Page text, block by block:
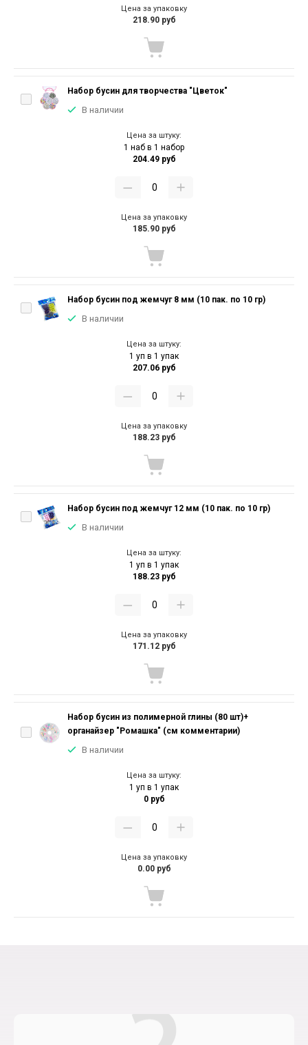
Цена за упаковку
218.90 руб
Набор бусин для творчества "Цветок"
В наличии
Цена за штуку:
1 наб в 1 набор
204.49 руб
Цена за упаковку
185.90 руб
Набор бусин под жемчуг 8 мм (10 пак. по 10 гр)
В наличии
Цена за штуку:
1 уп в 1 упак
207.06 руб
Цена за упаковку
188.23 руб
Набор бусин под жемчуг 12 мм (10 пак. по 10 гр)
В наличии
Цена за штуку:
1 уп в 1 упак
188.23 руб
Цена за упаковку
171.12 руб
Набор бусин из полимерной глины (80 шт)+
органайзер "Ромашка" (см комментарии)
В наличии
Цена за штуку:
1 уп в 1 упак
0 руб
Цена за упаковку
0.00 руб